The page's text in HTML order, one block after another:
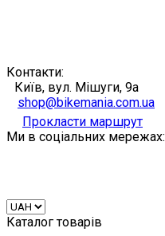
Контакти:
Київ, вул. Мішуги, 9а
shop@bikemania.com.ua
Прокласти маршрут
Ми в соціальних мережах:
Каталог товарів